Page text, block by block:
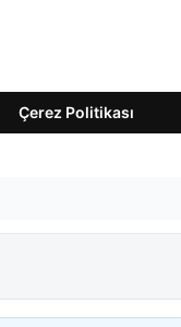
Çerez Politikası